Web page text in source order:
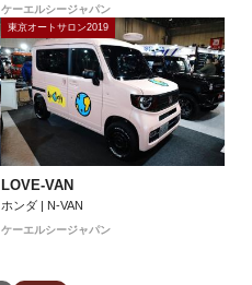
ケーエルシージャパン
東京オートサロン2019
LOVE-VAN
ホンダ | N-VAN
ケーエルシージャパン